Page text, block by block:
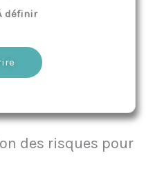
définir
des risques pour